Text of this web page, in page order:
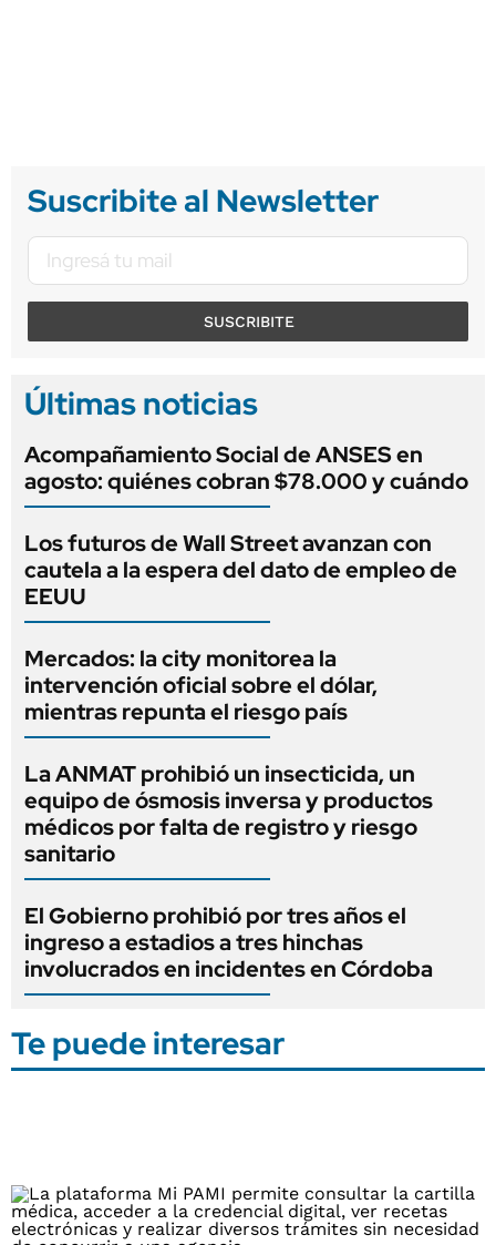
Suscribite al Newsletter
SUSCRIBITE
Últimas noticias
Acompañamiento Social de ANSES en
agosto: quiénes cobran $78.000 y cuándo
Los futuros de Wall Street avanzan con
cautela a la espera del dato de empleo de
EEUU
Mercados: la city monitorea la
intervención oficial sobre el dólar,
mientras repunta el riesgo país
La ANMAT prohibió un insecticida, un
equipo de ósmosis inversa y productos
médicos por falta de registro y riesgo
sanitario
El Gobierno prohibió por tres años el
ingreso a estadios a tres hinchas
involucrados en incidentes en Córdoba
Te puede interesar